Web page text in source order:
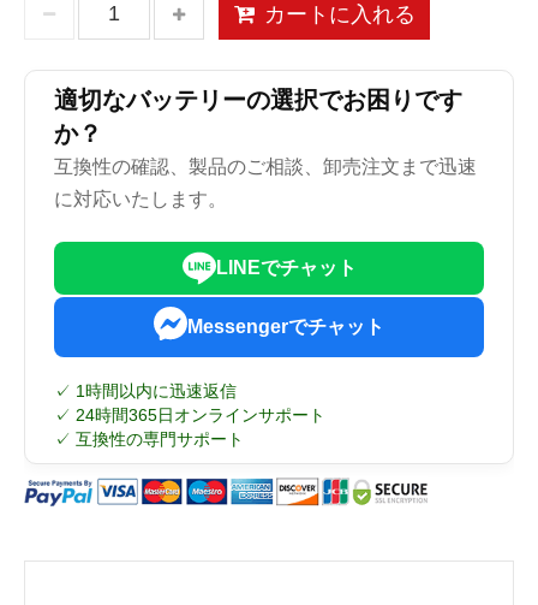
カートに入れる
適切なバッテリーの選択でお困りです
か？
互換性の確認、製品のご相談、卸売注文まで迅速
に対応いたします。
LINEでチャット
Messengerでチャット
✓ 1時間以内に迅速返信
✓ 24時間365日オンラインサポート
✓ 互換性の専門サポート